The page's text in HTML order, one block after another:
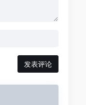
发表评论